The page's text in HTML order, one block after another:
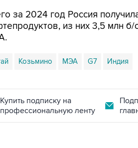
за 2024 год Россия
из них 3,5 млн
Козьмино МЭА G7 Индия
Купить подписку на
профессиональную ленту